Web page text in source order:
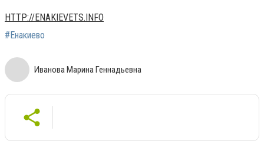
HTTP://ENAKIEVETS.INFO
#Енакиево
Иванова Марина Геннадьевна